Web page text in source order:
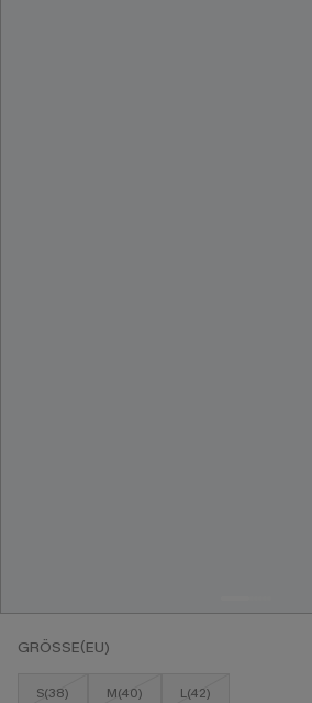
GRÖSSE(EU)
S(38) M(40) L(42)